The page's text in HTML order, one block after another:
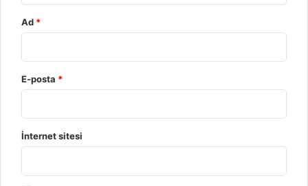
Ad *
E-posta *
İnternet sitesi